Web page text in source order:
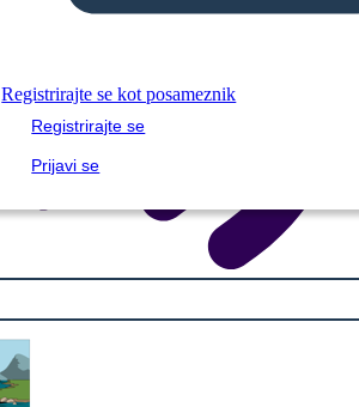
Registrirajte se kot posameznik
Registrirajte se
Prijavi se